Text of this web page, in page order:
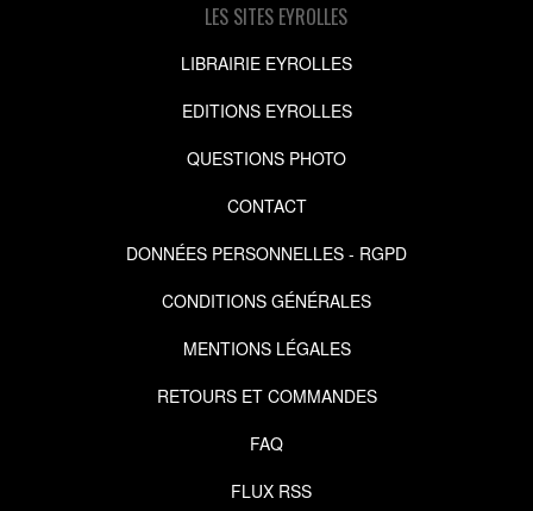
LES SITES EYROLLES
LIBRAIRIE EYROLLES
EDITIONS EYROLLES
QUESTIONS PHOTO
CONTACT
DONNÉES PERSONNELLES - RGPD
CONDITIONS GÉNÉRALES
MENTIONS LÉGALES
RETOURS ET COMMANDES
FAQ
FLUX RSS